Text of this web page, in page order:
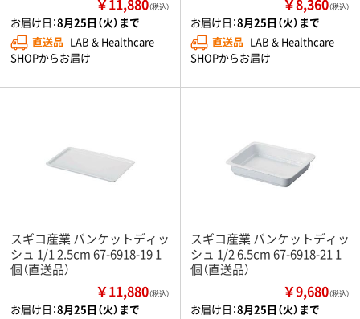
￥11,880（税込）
お届け日：8月25日（火）まで
直送品 LAB & Healthcare
SHOPからお届け
￥8,360（税込）
お届け日：8月25日（火）まで
直送品 LAB & Healthcare
SHOPからお届け
スギコ産業 バンケットディッ
シュ 1/1 2.5cm 67-6918-19 1
個（直送品）
￥11,880（税込）
お届け日：8月25日（火）まで
スギコ産業 バンケットディッ
シュ 1/2 6.5cm 67-6918-21 1
個（直送品）
￥9,680（税込）
お届け日：8月25日（火）まで